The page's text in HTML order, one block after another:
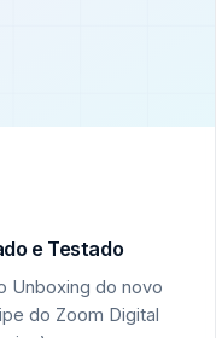
e Testado
Unboxing do novo
do Zoom Digital